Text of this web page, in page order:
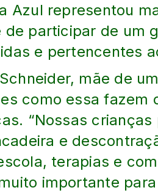
Azul representou
participar de um
e pertencentes
mãe de
como essa fazem
“Nossas
e
terapias e
importante para